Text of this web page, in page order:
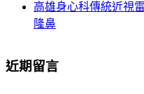
高雄身心科傳統近視
隆鼻
近期留言